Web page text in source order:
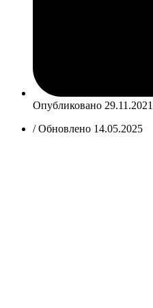
Опубликовано 29.11.2021
/ Обновлено 14.05.2025